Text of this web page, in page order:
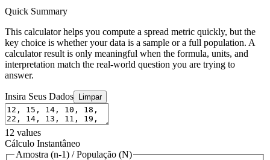
Quick Summary
This calculator helps you compute a spread metric quickly, but the
key choice is whether your data is a sample or a full population. A
calculator result is only meaningful when the formula, units, and
interpretation match the real-world question you are trying to
answer.
Insira Seus Dados Limpar
12 values
Cálculo Instantâneo
Amostra (n-1) /População (N)